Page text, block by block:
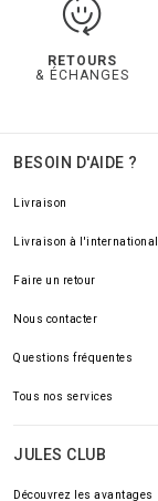
RETOURS
& ÉCHANGES
BESOIN D'AIDE ?
Livraison
Livraison à l'international
Faire un retour
Nous contacter
Questions fréquentes
Tous nos services
JULES CLUB
Découvrez les avantages